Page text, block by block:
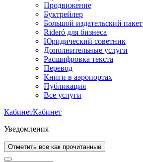
Продвижение
Буктрейлер
Большой издательский пакет
Rideró для бизнеса
Юридический советник
Дополнительные услуги
Расшифровка текста
Перевод
Книги в аэропортах
Публикация
Все услуги
КабинетКабинет
Уведомления
Отметить все как прочитанные